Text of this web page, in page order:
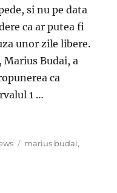
si nu pe data
ca ar putea fi
unor zile libere.
Budai, a
ca
1 …
a facut anuntul!
Tags
marius budai,